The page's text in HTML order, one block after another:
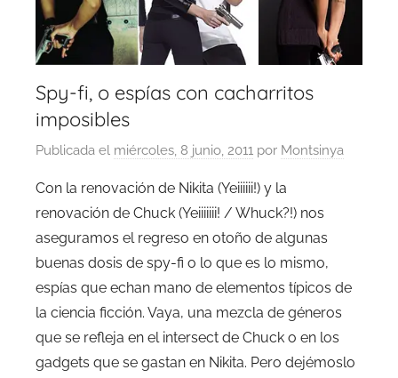
Spy-fi, o espías con cacharritos
imposibles
Publicada el miércoles, 8 junio, 2011 por Montsinya
Con la renovación de Nikita (Yeiiiiii!) y la
renovación de Chuck (Yeiiiiiii! / Whuck?!) nos
aseguramos el regreso en otoño de algunas
buenas dosis de spy-fi o lo que es lo mismo,
espías que echan mano de elementos típicos de
la ciencia ficción. Vaya, una mezcla de géneros
que se refleja en el intersect de Chuck o en los
gadgets que se gastan en Nikita. Pero dejémoslo